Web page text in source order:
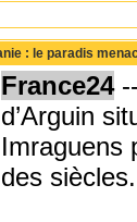
: le paradis
France24--
d’Arguin
Imraguens
des siècles.